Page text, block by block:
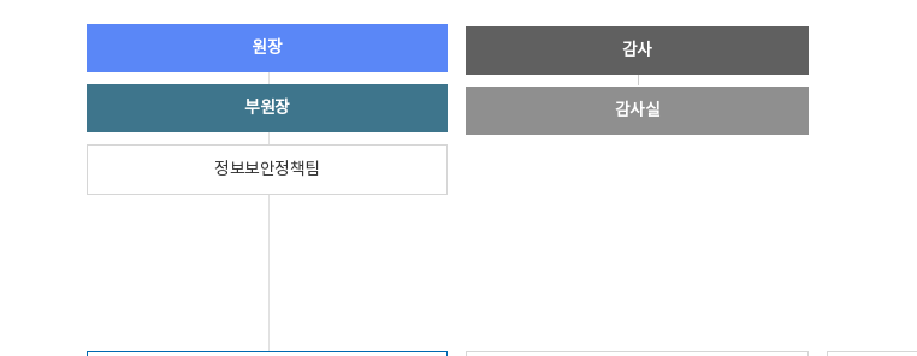
원장
부원장
정보보안정책팀
감사
감사실